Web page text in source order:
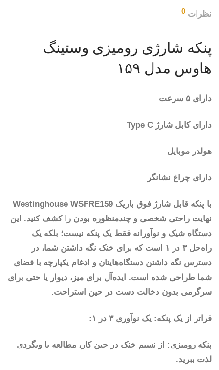
نظرات 0
پنکه شارژی رومیزی وستینگ
هاوس مدل ۱۵۹
دارای ۵ سرعت
دارای کابل شارژ Type C
هولدر موبایل
دارای چراغ نشانگر
با پنکه قابل شارژ فوق باریک Westinghouse WSFRE159
نهایت راحتی شخصی و چندمنظوره بودن را کشف کنید. این
دستگاه شیک و نوآورانه فقط یک پنکه نیست؛ بلکه یک
راه‌حل ۳ در ۱ است که برای خنک نگه داشتن شما، در
دسترس نگه داشتن دستگاه‌هایتان و ادغام یکپارچه با فضای
شما طراحی شده است. ایده‌آل برای میز، دیوار یا حتی برای
سرگرمی بدون دخالت دست در حین استراحت.
فراتر از یک پنکه: یک نوآوری ۳ در ۱:
پنکه رومیزی: از نسیم خنک در حین کار، مطالعه یا وبگردی
لذت ببرید.